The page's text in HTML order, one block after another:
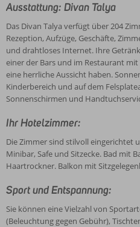
Ausstattung: Divan Talya
Das Divan Talya verfügt über 204
Rezeption, Aufzüge, Geschäfte,
und drahtloses Internet. Ihre
einer der Bars und im Restaurant
eine herrliche Aussicht haben.
Kinderbereich und auf dem
Sonnenschirmen und
Ihr Hotelzimmer:
Die Zimmer sind stilvoll eingerichtet
Minibar, Safe und Sitzecke. Bad mit
Haartrockner. Balkon mit
Sport und Entspannung:
Sie können eine Vielzahl von
(Beleuchtung gegen Gebühr),